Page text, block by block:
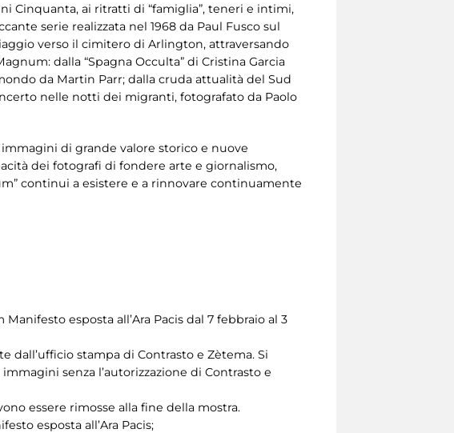
Cinquanta, ai ritratti di “famiglia”, teneri e intimi,
serie realizzata nel 1968 da Paul Fusco sul
verso il cimitero di Arlington, attraversando
dalla “Spagna Occulta” di Cristina Garcia
da Martin Parr; dalla cruda attualità del Sud
nelle notti dei migranti, fotografato da Paolo
immagini di grande valore storico e nuove
dei fotografi di fondere arte e giornalismo,
continui a esistere e a rinnovare continuamente
esposta all’Ara Pacis dal 7 febbraio al 3
stampa di Contrasto e Zètema. Si
senza l’autorizzazione di Contrasto e
essere rimosse alla fine della mostra.
esposta all’Ara Pacis;